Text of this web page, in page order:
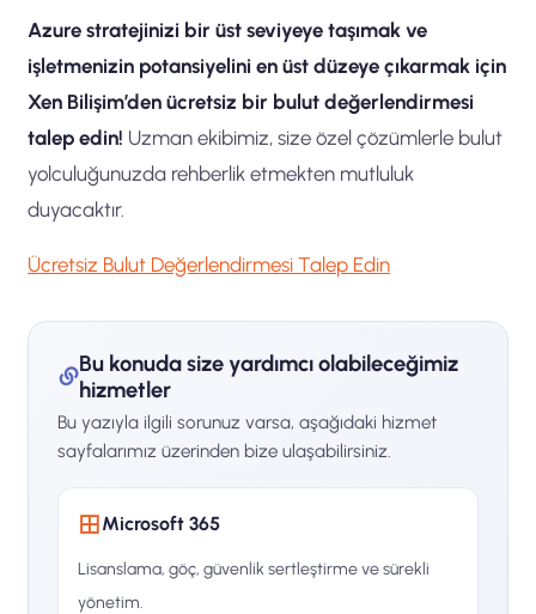
Azure stratejinizi bir üst seviyeye taşımak ve
işletmenizin potansiyelini en üst düzeye çıkarmak için
Xen Bilişim’den ücretsiz bir bulut değerlendirmesi
talep edin! Uzman ekibimiz, size özel çözümlerle bulut
yolculuğunuzda rehberlik etmekten mutluluk
duyacaktır.
Ücretsiz Bulut Değerlendirmesi Talep Edin
Bu konuda size yardımcı olabileceğimiz
hizmetler
Bu yazıyla ilgili sorunuz varsa, aşağıdaki hizmet
sayfalarımız üzerinden bize ulaşabilirsiniz.
Microsoft 365
Lisanslama, göç, güvenlik sertleştirme ve sürekli
yönetim.